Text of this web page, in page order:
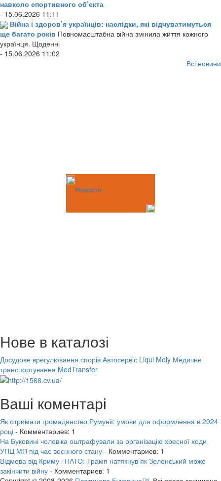
навколо спортивного об’єкта
- 15.06.2026 11:11
Війна і здоров’я українців: наслідки, які відчуватимуться
ще багато років Повномасштабна війна змінила життя кожного
українця. Щоденні
- 15.06.2026 11:02
Всі новини
Новости
Нове в каталозі
Досудове врегулювання спорів Автосервіс Liqui Moly Медичне
транспортування MedTransfer
Ваші коментарі
Як отримати громадянство Румунії: умови для оформлення в 2024
році - Комментариев: 1
На Буковині чоловіка оштрафували за організацію хресної ходи
УПЦ МП під час воєнного стану - Комментариев: 1
Відмова від Криму і НАТО: Трамп натякнув як Зеленський може
закінчити війну - Комментариев: 1